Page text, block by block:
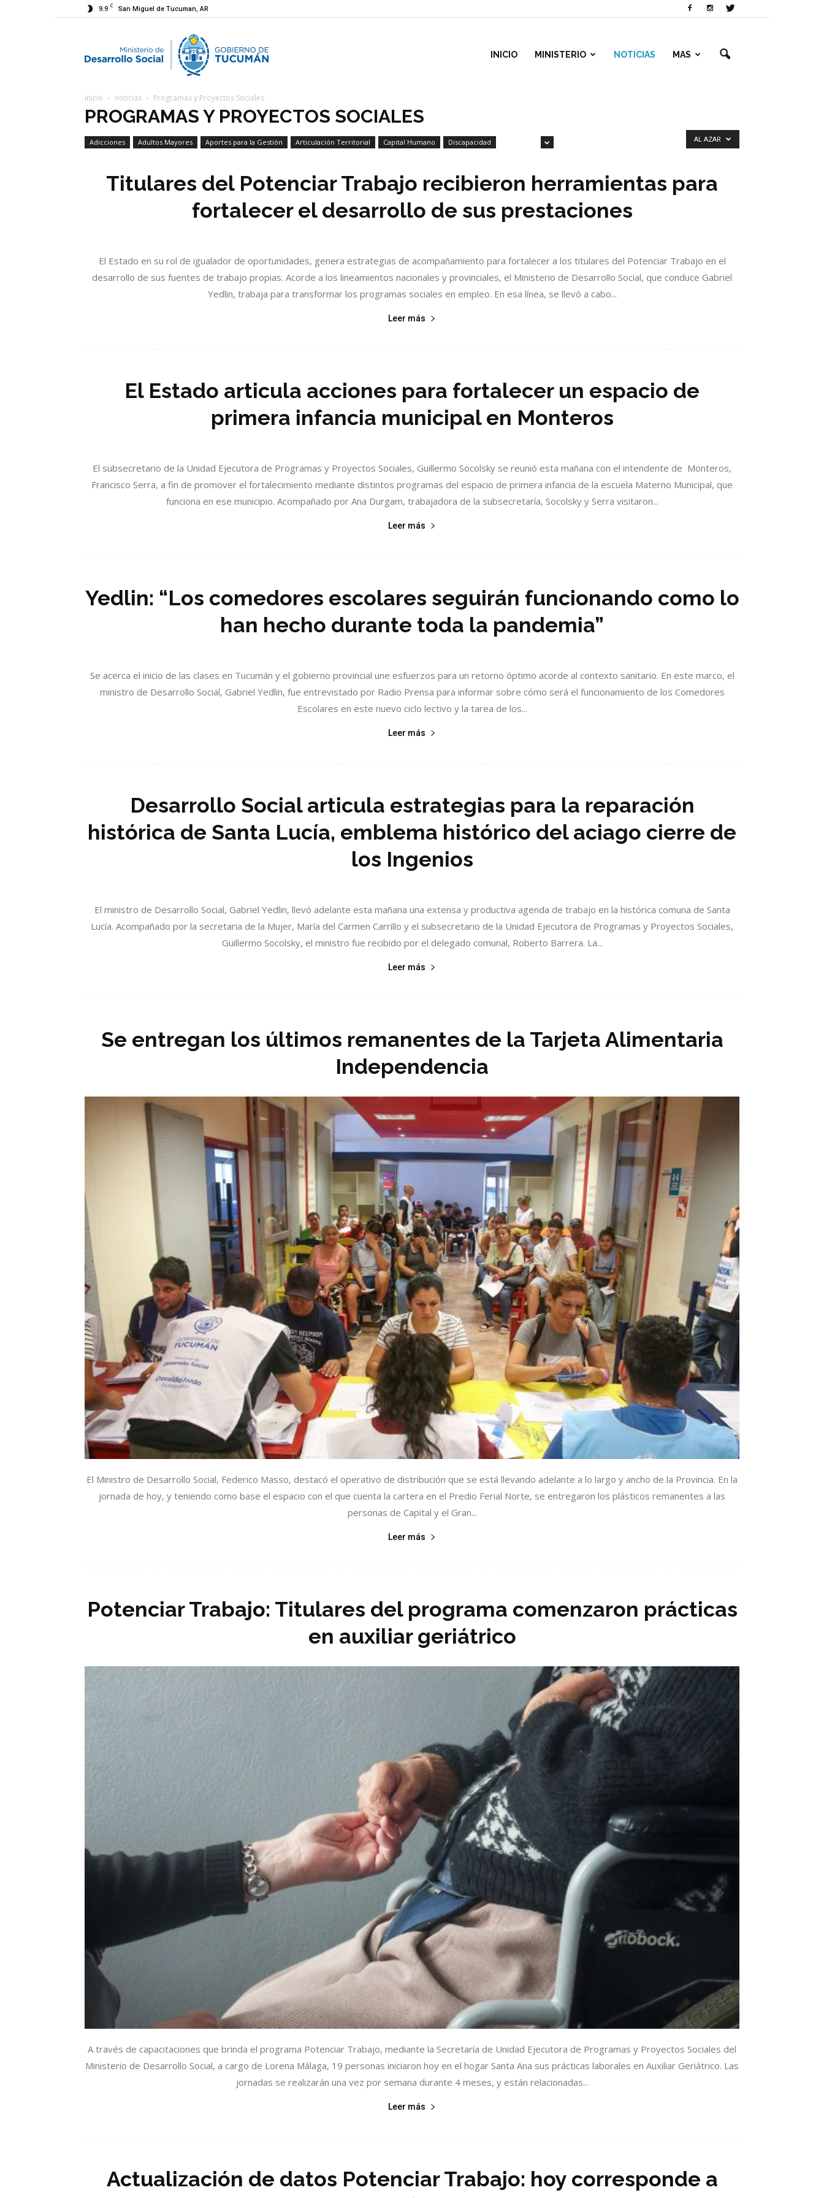
9.9 C San Miguel de Tucuman, AR
Ministerio
Desarrollo
INICIO MINISTERIO NOTICIAS MAS
Inicio noticias Programas y Proyectos Sociales
PROGRAMAS Y PROYECTOS SOCIALES
Adicciones Adultos Mayores Aportes para la Gestión Articulación Territorial Capital Humano
Discapacidad
AL AZAR
Titulares del Potenciar Trabajo recibieron herramientas para
fortalecer el desarrollo de sus prestaciones
El Estado en su rol de igualador de oportunidades, genera estrategias de acompañamiento para fortalecer a los titulares del Potenciar Trabajo en el
desarrollo de sus fuentes de trabajo propias. Acorde a los lineamientos nacionales y provinciales, el Ministerio de Desarrollo Social, que conduce Gabriel
Yedlin, trabaja para transformar los programas sociales en empleo. En esa línea, se llevó a cabo...
Leer más
El Estado articula acciones para fortalecer un espacio de
primera infancia municipal en Monteros
El subsecretario de la Unidad Ejecutora de Programas y Proyectos Sociales, Guillermo Socolsky se reunió esta mañana con el intendente de Monteros,
Francisco Serra, a fin de promover el fortalecimiento mediante distintos programas del espacio de primera infancia de la escuela Materno Municipal, que
funciona en ese municipio. Acompañado por Ana Durgam, trabajadora de la subsecretaría, Socolsky y Serra visitaron...
Leer más
Yedlin: “Los comedores escolares seguirán funcionando como lo
han hecho durante toda la pandemia”
Se acerca el inicio de las clases en Tucumán y el gobierno provincial une esfuerzos para un retorno óptimo acorde al contexto sanitario. En este marco, el
ministro de Desarrollo Social, Gabriel Yedlin, fue entrevistado por Radio Prensa para informar sobre cómo será el funcionamiento de los Comedores
Escolares en este nuevo ciclo lectivo y la tarea de los...
Leer más
Desarrollo Social articula estrategias para la reparación
histórica de Santa Lucía, emblema histórico del aciago cierre de
los Ingenios
El ministro de Desarrollo Social, Gabriel Yedlin, llevó adelante esta mañana una extensa y productiva agenda de trabajo en la histórica comuna de Santa
Lucía. Acompañado por la secretaria de la Mujer, María del Carmen Carrillo y el subsecretario de la Unidad Ejecutora de Programas y Proyectos Sociales,
Guillermo Socolsky, el ministro fue recibido por el delegado comunal, Roberto Barrera. La...
Leer más
Se entregan los últimos remanentes de la Tarjeta Alimentaria
Independencia
El Ministro de Desarrollo Social, Federico Masso, destacó el operativo de distribución que se está llevando adelante a lo largo y ancho de la Provincia. En la
jornada de hoy, y teniendo como base el espacio con el que cuenta la cartera en el Predio Ferial Norte, se entregaron los plásticos remanentes a las
personas de Capital y el Gran...
Leer más
Potenciar Trabajo: Titulares del programa comenzaron prácticas
en auxiliar geriátrico
A través de capacitaciones que brinda el programa Potenciar Trabajo, mediante la Secretaría de Unidad Ejecutora de Programas y Proyectos Sociales del
Ministerio de Desarrollo Social, a cargo de Lorena Málaga, 19 personas iniciaron hoy en el hogar Santa Ana sus prácticas laborales en Auxiliar Geriátrico. Las
jornadas se realizarán una vez por semana durante 4 meses, y están relacionadas...
Leer más
Actualización de datos Potenciar Trabajo: hoy corresponde a